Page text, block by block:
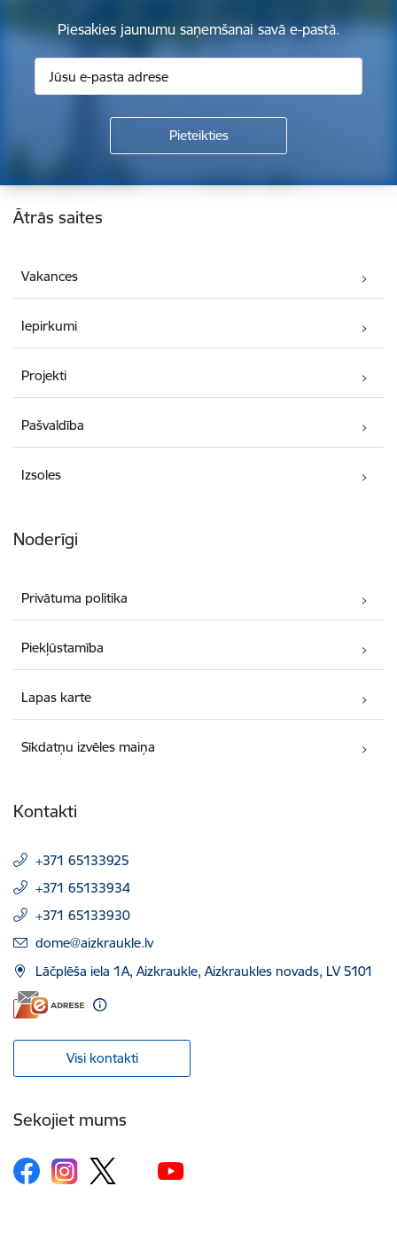
Piesakies jaunumu saņemšanai savā e-pastā.
Kājene
Ātrās saites
Vakances
Iepirkumi
Projekti
Pašvaldība
Izsoles
Noderīgi
Privātuma politika
Piekļūstamība
Lapas karte
Sīkdatņu izvēles maiņa
Kontakti
+371 65133925
+371 65133934
+371 65133930
E-pasts:
dome@aizkraukle.lv
Lāčplēša iela 1A, Aizkraukle, Aizkraukles novads, LV 5101
Visi kontakti
Sekojiet mums